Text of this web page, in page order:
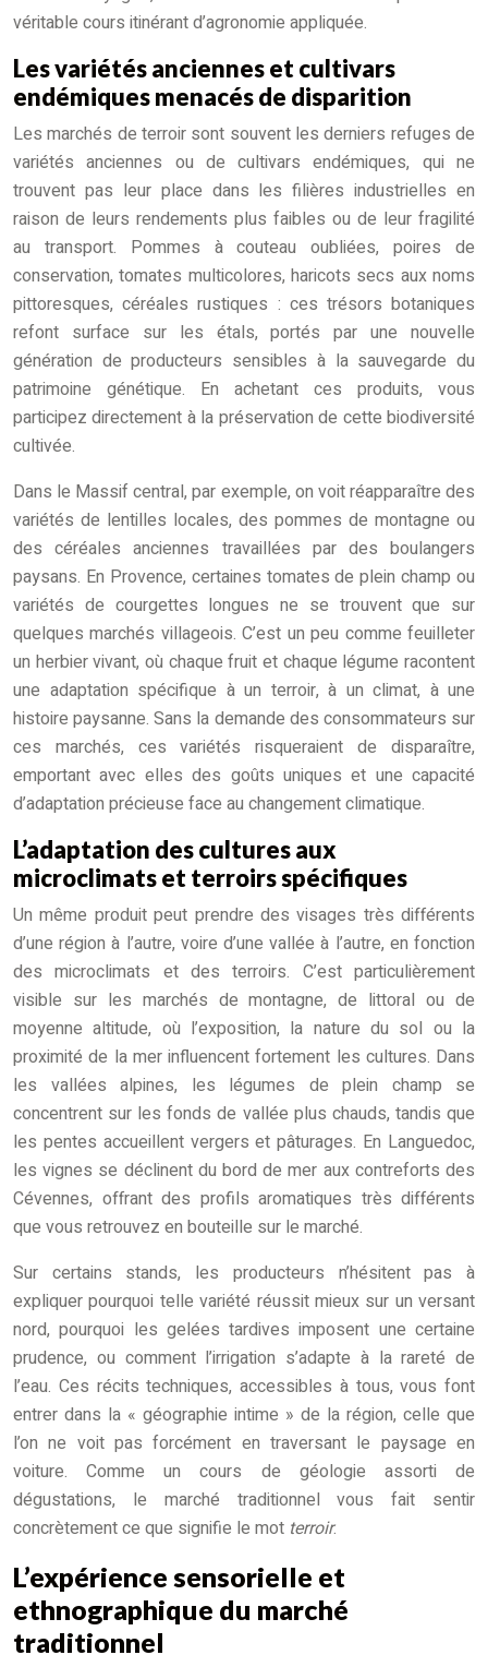
véritable cours itinérant d’agronomie appliquée.
Les variétés anciennes et cultivars
endémiques menacés de disparition
Les marchés de terroir sont souvent les derniers refuges de
variétés anciennes ou de cultivars endémiques, qui ne
trouvent pas leur place dans les filières industrielles en
raison de leurs rendements plus faibles ou de leur fragilité
au transport. Pommes à couteau oubliées, poires de
conservation, tomates multicolores, haricots secs aux noms
pittoresques, céréales rustiques : ces trésors botaniques
refont surface sur les étals, portés par une nouvelle
génération de producteurs sensibles à la sauvegarde du
patrimoine génétique. En achetant ces produits, vous
participez directement à la préservation de cette biodiversité
cultivée.
Dans le Massif central, par exemple, on voit réapparaître des
variétés de lentilles locales, des pommes de montagne ou
des céréales anciennes travaillées par des boulangers
paysans. En Provence, certaines tomates de plein champ ou
variétés de courgettes longues ne se trouvent que sur
quelques marchés villageois. C’est un peu comme feuilleter
un herbier vivant, où chaque fruit et chaque légume racontent
une adaptation spécifique à un terroir, à un climat, à une
histoire paysanne. Sans la demande des consommateurs sur
ces marchés, ces variétés risqueraient de disparaître,
emportant avec elles des goûts uniques et une capacité
d’adaptation précieuse face au changement climatique.
L’adaptation des cultures aux
microclimats et terroirs spécifiques
Un même produit peut prendre des visages très différents
d’une région à l’autre, voire d’une vallée à l’autre, en fonction
des microclimats et des terroirs. C’est particulièrement
visible sur les marchés de montagne, de littoral ou de
moyenne altitude, où l’exposition, la nature du sol ou la
proximité de la mer influencent fortement les cultures. Dans
les vallées alpines, les légumes de plein champ se
concentrent sur les fonds de vallée plus chauds, tandis que
les pentes accueillent vergers et pâturages. En Languedoc,
les vignes se déclinent du bord de mer aux contreforts des
Cévennes, offrant des profils aromatiques très différents
que vous retrouvez en bouteille sur le marché.
Sur certains stands, les producteurs n’hésitent pas à
expliquer pourquoi telle variété réussit mieux sur un versant
nord, pourquoi les gelées tardives imposent une certaine
prudence, ou comment l’irrigation s’adapte à la rareté de
l’eau. Ces récits techniques, accessibles à tous, vous font
entrer dans la « géographie intime » de la région, celle que
l’on ne voit pas forcément en traversant le paysage en
voiture. Comme un cours de géologie assorti de
dégustations, le marché traditionnel vous fait sentir
concrètement ce que signifie le mot terroir.
L’expérience sensorielle et
ethnographique du marché
traditionnel